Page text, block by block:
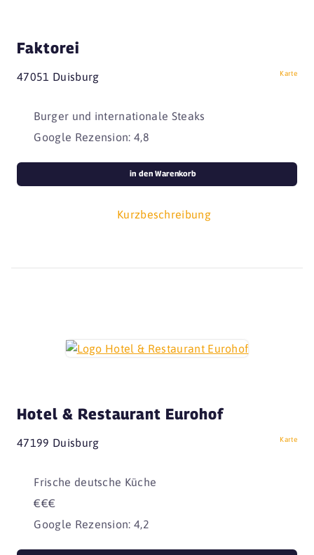
Faktorei
47051 Duisburg Karte
Burger und internationale Steaks
Google Rezension: 4,8
Kurzbeschreibung
in den Warenkorb
Hotel & Restaurant Eurohof
47199 Duisburg Karte
Frische deutsche Küche
€€€
Google Rezension: 4,2